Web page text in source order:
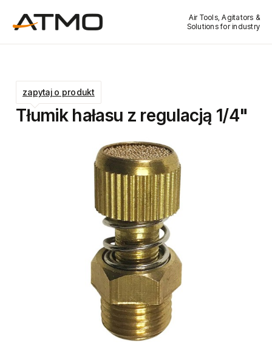
Air Tools, Agitators &
Solutions for industry
Tłumik hałasu z regulacją 1/4"
zapytaj o produkt